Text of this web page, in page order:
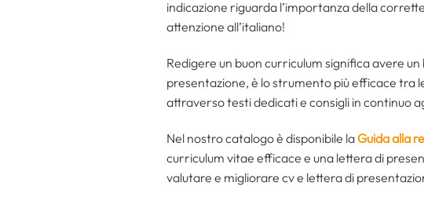
indicazione riguarda l’importanza della
attenzione all’italiano!
Redigere un buon curriculum significa avere
presentazione, è lo strumento più efficace tra
attraverso testi dedicati e consigli in continuo
Nel nostro catalogo è disponibile laGuida alla
curriculum vitae efficace e una lettera di
valutare e migliorare cv e lettera di